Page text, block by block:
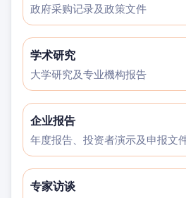
政府采购记录及政策文件
学术研究
大学研究及专业機构报告
企业报告
年度报告、投资者演示及申报文
专家访谈